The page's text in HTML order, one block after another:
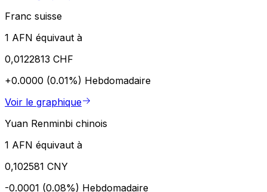
Franc suisse
1 AFN équivaut à
0,0122813 CHF
+0.0000 (0.01%) Hebdomadaire
Voir le graphique
Yuan Renminbi chinois
1 AFN équivaut à
0,102581 CNY
-0.0001 (0.08%) Hebdomadaire